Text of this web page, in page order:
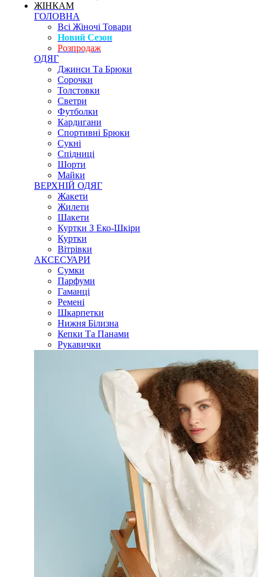
ЖІНКАМ
ГОЛОВНА
Всі Жіночі Товари
Новий Сезон
Розпродаж
ОДЯГ
Джинси Та Брюки
Сорочки
Толстовки
Светри
Футболки
Кардигани
Спортивні Брюки
Сукні
Спідниці
Шорти
Майки
ВЕРХНІЙ ОДЯГ
Жакети
Жилети
Шакети
Куртки З Еко-Шкіри
Куртки
Вітрівки
АКСЕСУАРИ
Сумки
Парфуми
Гаманці
Ремені
Шкарпетки
Нижня Білизна
Кепки Та Панами
Рукавички